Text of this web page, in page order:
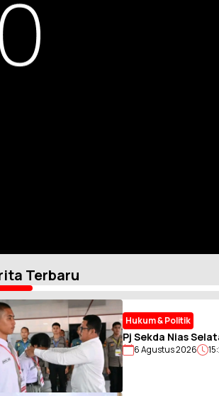
Terbaru
Hukum & Politik
Pj Sekda Nias
Gembleng Calon
6 Agustus 2026